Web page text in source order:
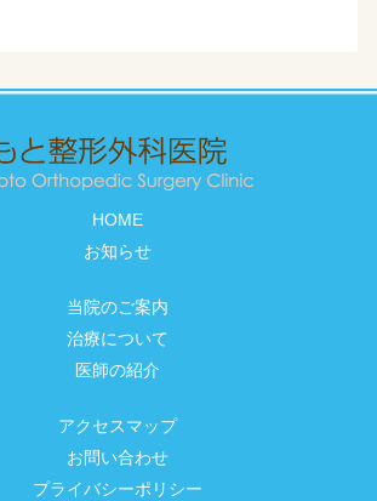
HOME
お知らせ
当院のご案内
治療について
医師の紹介
アクセスマップ
お問い合わせ
プライバシーポリシー